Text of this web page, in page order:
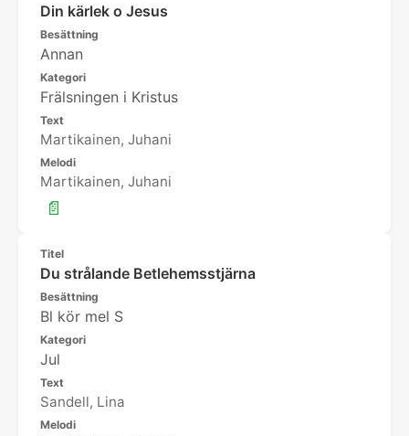
Din kärlek o Jesus
Besättning
Annan
Kategori
Frälsningen i Kristus
Text
Martikainen, Juhani
Melodi
Martikainen, Juhani
📄
Titel
Du strålande Betlehemsstjärna
Besättning
Bl kör mel S
Kategori
Jul
Text
Sandell, Lina
Melodi